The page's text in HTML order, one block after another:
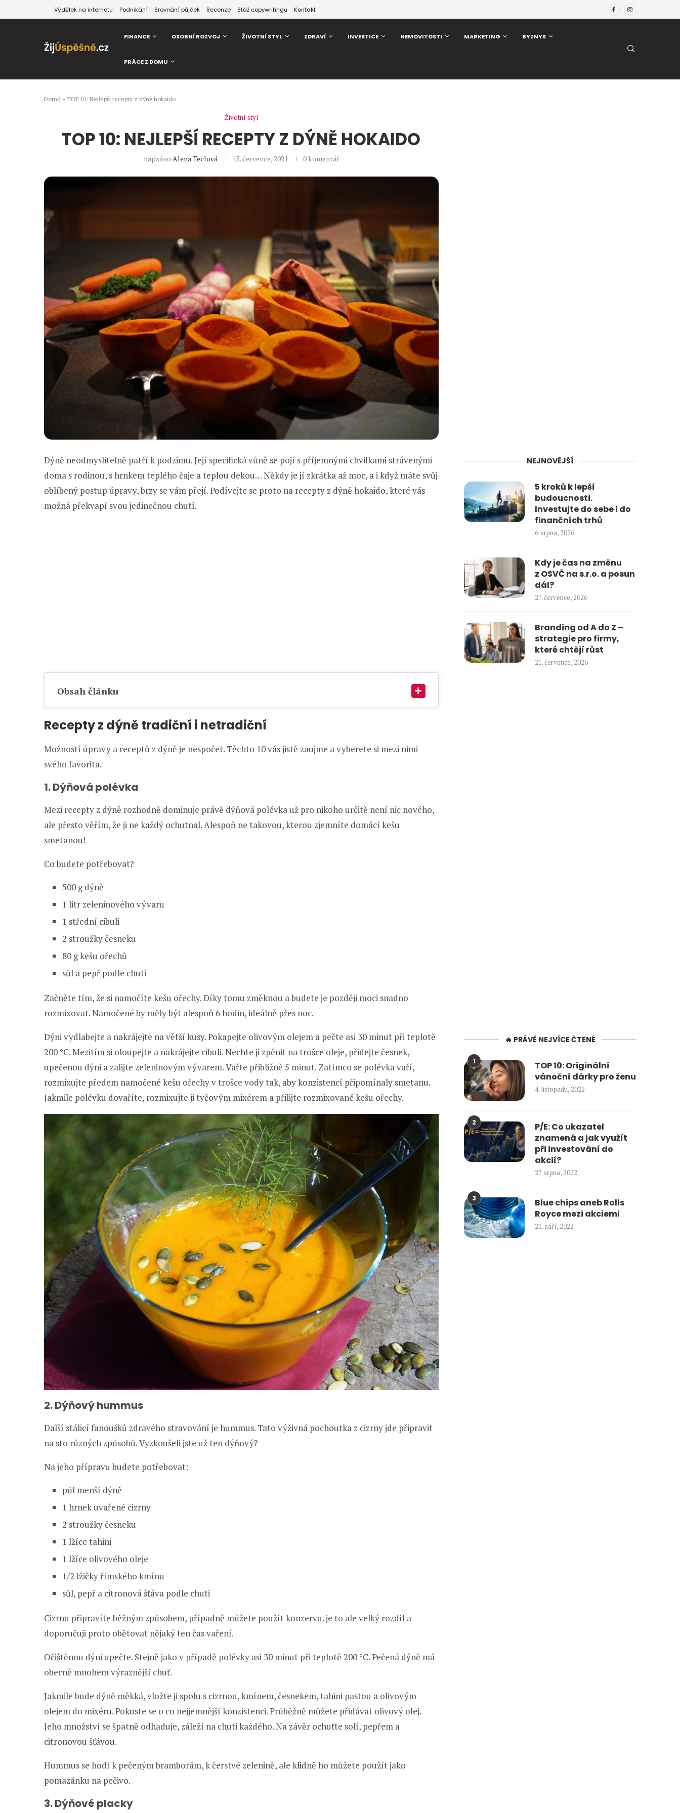
Výdělek na internetu Podnikání Srovnání půjček Recenze Stáž copywritingu Kontakt
FINANCE OSOBNÍ ROZVOJ ŽIVOTNÍ STYL ZDRAVÍ INVESTICE NEMOVITOSTI MARKETING BYZNYS
PRÁCE Z DOMU
Domů » TOP 10: Nejlepší recepty z dýně hokaido
Životní styl
TOP 10: NEJLEPŠÍ RECEPTY Z DÝNĚ HOKAIDO
napsáno Alena Teclová 15. července, 2021 0 komentář
Dýně neodmyslitelně patří k podzimu. Její specifická vůně se pojí s příjemnými chvilkami strávenými
doma s rodinou, s hrnkem teplého čaje a teplou dekou… Někdy je jí zkrátka až moc, a i když máte svůj
oblíbený postup úpravy, brzy se vám přejí. Podívejte se proto na recepty z dýně hokaido, které vás
možná překvapí svou jedinečnou chutí.
Obsah článku
Recepty z dýně tradiční i netradiční
Možností úpravy a receptů z dýně je nespočet. Těchto 10 vás jistě zaujme a vyberete si mezi nimi
svého favorita.
1. Dýňová polévka
Mezi recepty z dýně rozhodně dominuje právě dýňová polévka už pro nikoho určitě není nic nového,
ale přesto věřím, že ji ne každý ochutnal. Alespoň ne takovou, kterou zjemníte domácí kešu
smetanou!
Co budete potřebovat?
500 g dýně
1 litr zeleninového vývaru
1 střední cibuli
2 stroužky česneku
80 g kešu ořechů
sůl a pepř podle chuti
Začněte tím, že si namočíte kešu ořechy. Díky tomu změknou a budete je později moci snadno
rozmixovat. Namočené by měly být alespoň 6 hodin, ideálně přes noc.
Dýni vydlabejte a nakrájejte na větší kusy. Pokapejte olivovým olejem a pečte asi 30 minut při teplotě
200 °C. Mezitím si oloupejte a nakrájejte cibuli. Nechte ji zpěnit na trošce oleje, přidejte česnek,
upečenou dýni a zalijte zeleninovým vývarem. Vařte přibližně 5 minut. Zatímco se polévka vaří,
rozmixujte předem namočené kešu ořechy v trošce vody tak, aby konzistencí připomínaly smetanu.
Jakmile polévku dovaříte, rozmixujte ji tyčovým mixérem a přilijte rozmixované kešu ořechy.
2. Dýňový hummus
Další stálicí fanoušků zdravého stravování je hummus. Tato výživná pochoutka z cizrny jde připravit
na sto různých způsobů. Vyzkoušeli jste už ten dýňový?
Na jeho přípravu budete potřebovat:
půl menší dýně
1 hrnek uvařené cizrny
2 stroužky česneku
1 lžíce tahini
1 lžíce olivového oleje
1/2 lžičky římského kmínu
sůl, pepř a citronová šťáva podle chuti
Cizrnu připravíte běžným způsobem, případně můžete použít konzervu. je to ale velký rozdíl a
doporučuji proto obětovat nějaký ten čas vaření.
Očištěnou dýni upečte. Stejně jako v případě polévky asi 30 minut při teplotě 200 °C. Pečená dýně má
obecně mnohem výraznější chuť.
Jakmile bude dýně měkká, vložte ji spolu s cizrnou, kmínem, česnekem, tahini pastou a olivovým
olejem do mixéru. Pokuste se o co nejjemnější konzistenci. Průběžně můžete přidávat olivový olej.
Jeho množství se špatně odhaduje, záleží na chuti každého. Na závěr ochuťte solí, pepřem a
citronovou šťávou.
Hummus se hodí k pečeným bramborám, k čerstvé zelenině, ale klidně ho můžete použít jako
pomazánku na pečivo.
3. Dýňové placky
NEJNOVĚJŠÍ
5 kroků k lepší
budoucnosti.
Investujte do sebe i do
finančních trhů
6. srpna, 2026
Kdy je čas na změnu
z OSVČ na s.r.o. a posun
dál?
27. července, 2026
Branding od A do Z –
strategie pro firmy,
které chtějí růst
21. července, 2026
🔥 PRÁVĚ NEJVÍCE ČTENÉ
1
TOP 10: Originální
vánoční dárky pro ženu
4. listopadu, 2022
2
P/E: Co ukazatel
znamená a jak využít
při investování do
akcií?
27. srpna, 2022
3
Blue chips aneb Rolls
Royce mezi akciemi
21. září, 2022